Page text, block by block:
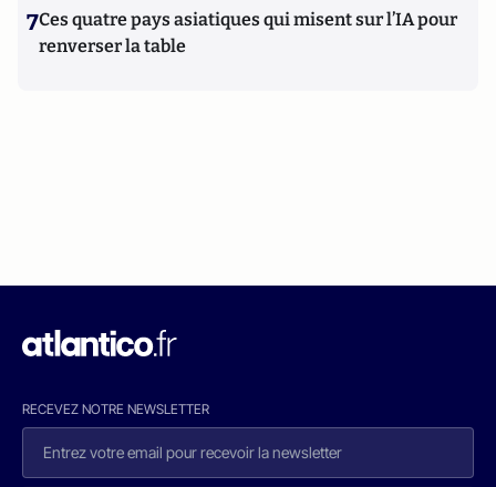
7Ces quatre pays asiatiques qui misent sur l’IA pour
renverser la table
RECEVEZ NOTRE NEWSLETTER